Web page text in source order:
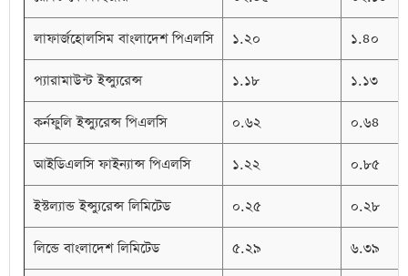
লাফার্জহোলসিম বাংলাদেশ পিএলসি ১.২০ ১.৪০
প্যারামাউন্ট ইন্স্যুরেন্স ১.১৮ ১.১৩
কর্নফুলি ইন্স্যুরেন্স পিএলসি ০.৬২ ০.৬৪
আইডিএলসি ফাইন্যান্স পিএলসি ১.২২ ০.৮৫
ইস্টল্যান্ড ইন্স্যুরেন্স লিমিটেড ০.২৫ ০.২৮
লিন্ডে বাংলাদেশ লিমিটেড ৫.২৯ ৬.৩৯